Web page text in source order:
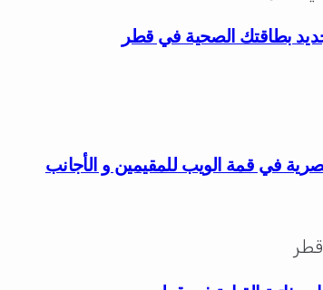
بطاقتك الصحية في قطر
في قمة الويب للمقيمين و الأجانب